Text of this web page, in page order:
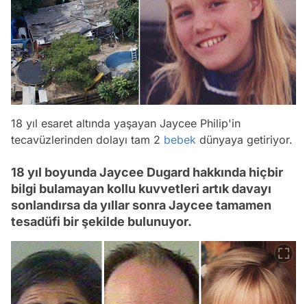
18 yıl esaret altında yaşayan Jaycee Philip'in
tecavüzlerinden dolayı tam 2 bebek dünyaya getiriyor.
18 yıl boyunda Jaycee Dugard hakkında hiçbir
bilgi bulamayan kollu kuvvetleri artık davayı
sonlandırsa da yıllar sonra Jaycee tamamen
tesadüfi bir şekilde bulunuyor.